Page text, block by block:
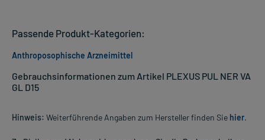
Gebrauchsinformationen zum Artikel PLEXUS PUL NER VA
GL D15
Hinweis: Weiterführende Angaben zum Hersteller finden Sie hier.
Passende Produkt-Kategorien:
Anthroposophische Arzneimittel